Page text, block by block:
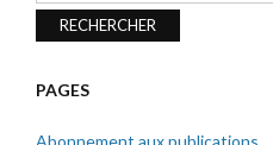
PAGES
Abonnement aux publications